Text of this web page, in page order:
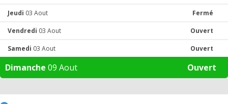
Jeudi 03 Aout Fermé
Vendredi 03 Aout Ouvert
Samedi 03 Aout Ouvert
Dimanche 09 Aout Ouvert